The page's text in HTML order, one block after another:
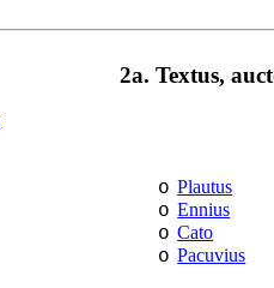
2a. Textus,
o Plautus
o Ennius
o Cato
o Pacuvius